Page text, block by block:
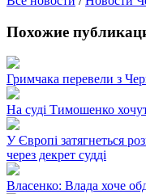
Похожие
Гримчака перевели з
На суді Тимошенко
У Європі затягнеться
через декрет судді
Власенко: Влада хоче